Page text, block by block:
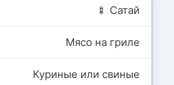
🍢 Сатай
Мясо на гриле
Куриные или свиные